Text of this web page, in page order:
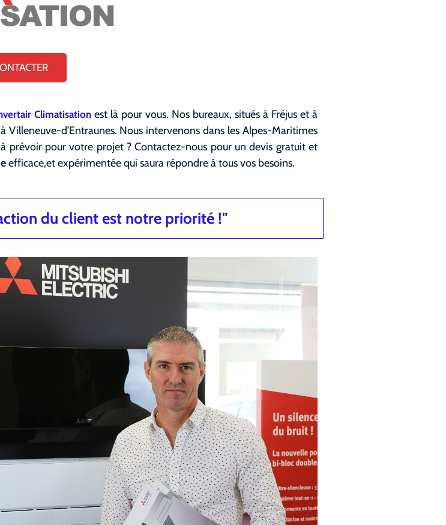
Climatisation est là pour vous. Nos bureaux, situés à Fréjus et à
d’Entraunes. Nous intervenons dans les Alpes-Maritimes
prévoir pour votre projet ? Contactez-nous pour un devis gratuit et
efficace,et expérimentée qui saura répondre à tous vos besoins.
du client est notre priorité !"